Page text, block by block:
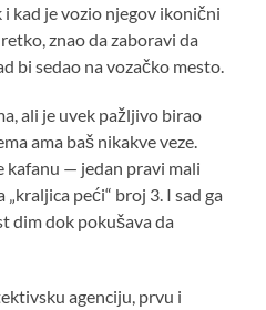
i kad je vozio njegov ikonični
retko, znao da zaboravi da
bi sedao na vozačko mesto.
ali je uvek pažljivo birao
ama baš nikakve veze.
kafanu — jedan pravi mali
peći“ broj 3. I sad ga
dim dok pokušava da
agenciju, prvu i